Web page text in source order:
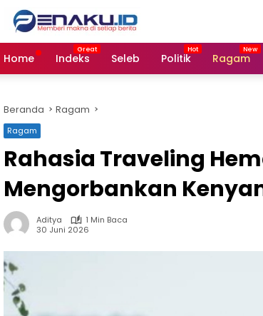
Home Indeks Seleb Politik Ragam
Beranda Ragam
Ragam
Rahasia Traveling
Mengorbankan
Aditya
1 Min Baca
30 Juni 2026